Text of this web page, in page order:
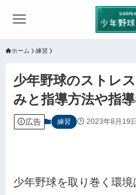
ホーム 練習
少年野球のストレ
みと指導方法や指
広告 練習 2023年8月19日
少年野球を取り巻く環